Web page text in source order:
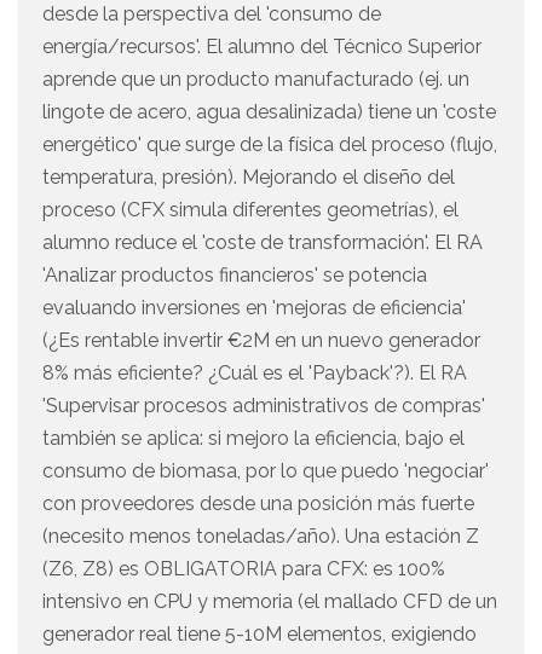
desde la perspectiva del 'consumo de
energía/recursos'. El alumno del Técnico Superior
aprende que un producto manufacturado (ej. un
lingote de acero, agua desalinizada) tiene un 'coste
energético' que surge de la física del proceso (flujo,
temperatura, presión). Mejorando el diseño del
proceso (CFX simula diferentes geometrías), el
alumno reduce el 'coste de transformación'. El RA
'Analizar productos financieros' se potencia
evaluando inversiones en 'mejoras de eficiencia'
(¿Es rentable invertir €2M en un nuevo generador
8% más eficiente? ¿Cuál es el 'Payback'?). El RA
'Supervisar procesos administrativos de compras'
también se aplica: si mejoro la eficiencia, bajo el
consumo de biomasa, por lo que puedo 'negociar'
con proveedores desde una posición más fuerte
(necesito menos toneladas/año). Una estación Z
(Z6, Z8) es OBLIGATORIA para CFX: es 100%
intensivo en CPU y memoria (el mallado CFD de un
generador real tiene 5-10M elementos, exigiendo